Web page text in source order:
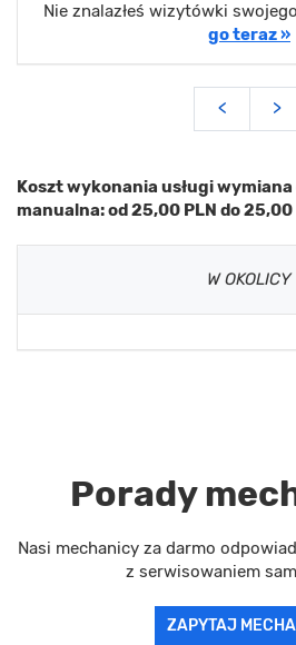
Nie znalazłeś wizytówki
go teraz »
< >
Koszt wykonania usługi
manualna: od 25,00 PLN do 25,00
W OKOLICY
Porady
Nasi mechanicy za darmo
z serwisowaniem
ZAPYTAJ